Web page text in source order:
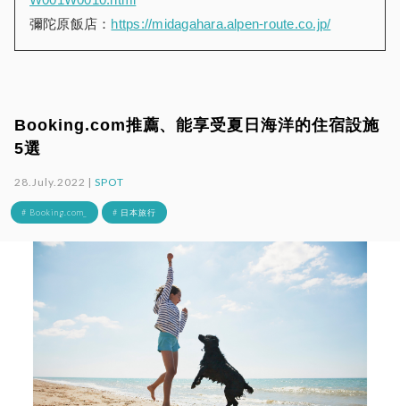
彌陀原飯店： https://midagahara.alpen-route.co.jp/
Booking.com推薦、能享受夏日海洋的住宿設施
5選
28.July.2022 |SPOT
# Booking.com_ # 日本旅行